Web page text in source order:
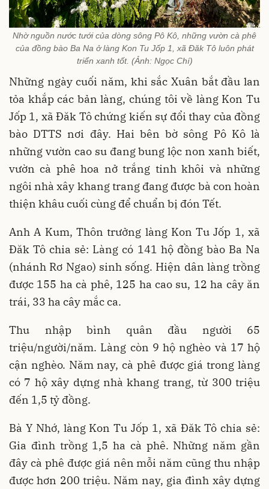
Nhờ nguồn nước tưới của dòng sông Pô Kô, những vườn cà phê
của đồng bào Ba Na ở làng Kon Tu Jốp 1, xã Đăk Tô luôn phát
triển xanh tốt. (Ảnh: Ngọc Chí)
Những ngày cuối năm, khi sắc Xuân bắt đầu lan
tỏa khắp các bản làng, chúng tôi về làng Kon Tu
Jốp 1, xã Đăk Tô chứng kiến sự đổi thay của đồng
bào DTTS nơi đây. Hai bên bờ sông Pô Kô là
những vườn cao su đang bung lộc non xanh biết,
vườn cà phê hoa nở trắng tinh khôi và những
ngôi nhà xây khang trang đang được bà con hoàn
thiện khâu cuối cùng để chuẩn bị đón Tết.
Anh A Kum, Thôn trưởng làng Kon Tu Jốp 1, xã
Đăk Tô chia sẻ: Làng có 141 hộ đồng bào Ba Na
(nhánh Rơ Ngao) sinh sống. Hiện dân làng trồng
được 155 ha cà phê, 125 ha cao su, 12 ha cây ăn
trái, 33 ha cây mắc ca.
Thu nhập bình quân đầu người 65
triệu/người/năm. Làng còn 9 hộ nghèo và 17 hộ
cận nghèo. Năm nay, cà phê được giá trong làng
có 7 hộ xây dựng nhà khang trang, từ 300 triệu
đến 1,5 tỷ đồng.
Bà Y Nhớ, làng Kon Tu Jốp 1, xã Đăk Tô chia sẻ:
Gia đình trồng 1,5 ha cà phê. Những năm gần
đây cà phê được giá nên mỗi năm cũng thu nhập
được hơn 200 triệu. Năm nay, gia đình xây dựng